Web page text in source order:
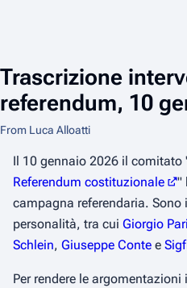
Trascrizione
referendum, 10
From Luca Alloatti
Il 10 gennaio 2026 il comitato
Referendum costituzionale
"
campagna referendaria. Sono
personalità, tra cui Giorgio
Schlein, Giuseppe Conte e
Per rendere le